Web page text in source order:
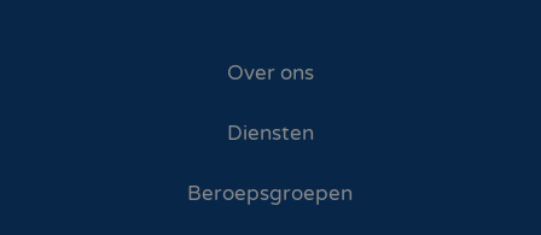
Over ons
Diensten
Beroepsgroepen